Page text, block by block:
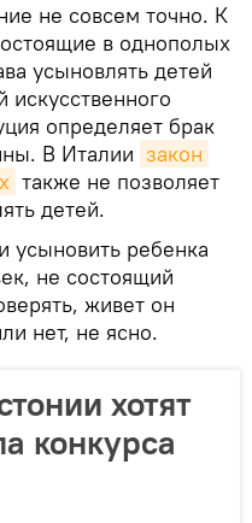
не совсем точно. К
в однополых
усыновлять детей
искусственного
определяет брак
В Италии закон
также не позволяет
детей.
усыновить ребенка
не состоящий
живет он
нет, не ясно.
хотят
конкурса